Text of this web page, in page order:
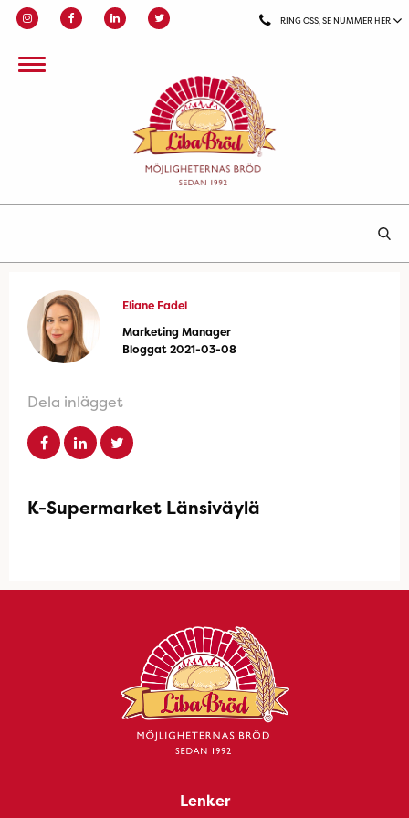
RING OSS, SE NUMMER HER
Eliane Fadel
Marketing Manager
Bloggat 2021-03-08
Dela inlägget
K-Supermarket Länsiväylä
Lenker